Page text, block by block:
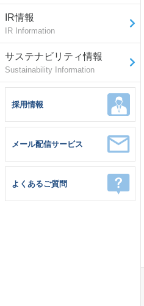
IR情報
IR Information
サステナビリティ情報
Sustainability Information
採用情報
メール配信サービス
よくあるご質問